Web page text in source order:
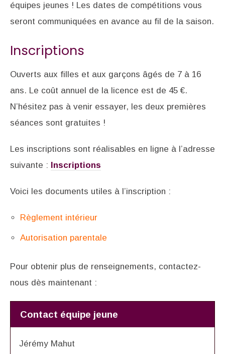
équipes jeunes ! Les dates de compétitions vous
seront communiquées en avance au fil de la saison.
Inscriptions
Ouverts aux filles et aux garçons âgés de 7 à 16
ans. Le coût annuel de la licence est de 45 €.
N’hésitez pas à venir essayer, les deux premières
séances sont gratuites !
Les inscriptions sont réalisables en ligne à l’adresse
suivante :
Inscriptions
Voici les documents utiles à l’inscription :
Règlement intérieur
Autorisation parentale
Pour obtenir plus de renseignements, contactez-
nous dès maintenant :
Contact équipe jeune
Jérémy Mahut